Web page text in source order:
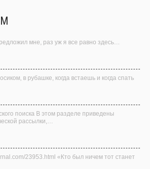
мне, раз уж я все равно здесь…
в рубашке, когда встаешь и когда спать
поиска В этом разделе приведены
рассылки,…
23953.html «Кто был ничем тот станет